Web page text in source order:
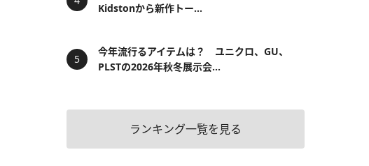
Kidstonから新作トー...
今年流行るアイテムは？ ユニクロ、GU、
PLSTの2026年秋冬展示会...
ランキング一覧を見る